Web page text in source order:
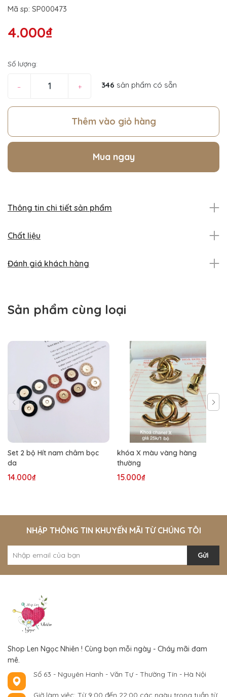
Mã sp: SP000473
4.000₫
Số lượng:
– + 346 sản phẩm có sẵn
Thêm vào giỏ hàng
Mua ngay
Thông tin chi tiết sản phẩm
Chất liệu
Đánh giá khách hàng
Sản phẩm cùng loại
Set 2 bộ Hít nam châm bọc
da
14.000₫
khóa X màu vàng hàng
thường
15.000₫
NHẬP THÔNG TIN KHUYẾN MÃI TỪ CHÚNG TÔI
Gửi
Shop Len Ngọc Nhiên ! Cùng bạn mỗi ngày - Cháy mãi đam
mê.
Số 63 - Nguyên Hanh - Văn Tự - Thường Tín - Hà Nội
Giờ làm việc: Từ 9:00 đến 22:00 các ngày trong tuần từ